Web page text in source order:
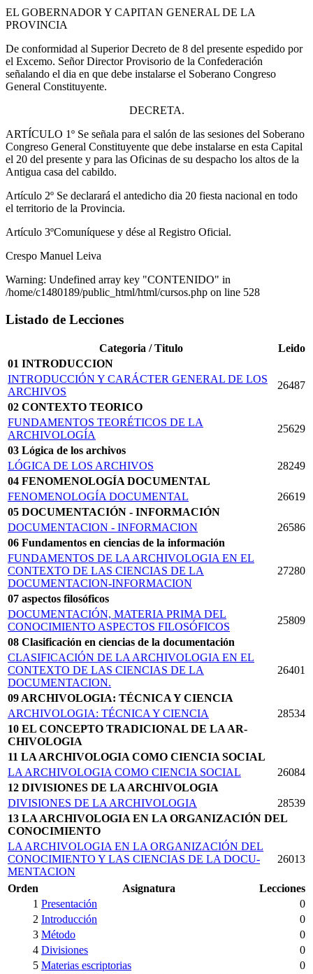
EL GOBERNADOR Y CAPITAN GENERAL DE LA
PROVINCIA
De conformidad al Superior Decreto de 8 del presente espedido por
el Excemo. Señor Director Provisorio de la Confederación
señalando el dia en que debe instalarse el Soberano Congreso
General Constituyente.
DECRETA.
ARTÍCULO 1º Se señala para el salón de las sesiones del Soberano
Congreso General Constituyente que debe instalarse en esta Capital
el 20 del presente y para las Oficinas de su despacho los altos de la
Antigua casa del cabildo.
Artículo 2º Se declarará el antedicho dia 20 fiesta nacional en todo
el territorio de la Provincia.
Artículo 3ºComuníquese y dése al Registro Oficial.
Crespo Manuel Leiva
Warning: Undefined array key "CONTENIDO" in
/home/c1480189/public_html/html/cursos.php on line 528
Listado de Lecciones
Categoria / Titulo
Leido
01 INTRODUCCION
INTRODUCCIÓN Y CARÁCTER GENERAL DE LOS
ARCHIVOS
26487
02 CONTEXTO TEORICO
FUNDAMENTOS TEORÉTICOS DE LA
ARCHIVOLOGÍA
25629
03 Lógica de los archivos
LÓGICA DE LOS ARCHIVOS
28249
04 FENOMENOLOGÍA DOCUMENTAL
FENOMENOLOGÍA DOCUMENTAL
26619
05 DOCUMENTACIÓN - INFORMACIÓN
DOCUMENTACION - INFORMACION
26586
06 Fundamentos en ciencias de la información
FUNDAMENTOS DE LA ARCHIVOLOGIA EN EL
CONTEXTO DE LAS CIENCIAS DE LA
DOCUMENTACION-INFORMACION
27280
07 aspectos filosóficos
DOCUMENTACIÓN, MATERIA PRIMA DEL
CONOCIMIENTO ASPECTOS FILOSÓFICOS
25809
08 Clasificación en ciencias de la documentación
CLASIFICACIÓN DE LA ARCHIVOLOGIA EN EL
CONTEXTO DE LAS CIENCIAS DE LA
DOCUMENTACION.
26401
09 ARCHIVOLOGIA: TÉCNICA Y CIENCIA
ARCHIVOLOGIA: TÉCNICA Y CIENCIA
28534
10 EL CONCEPTO TRADICIONAL DE LA AR­
CHIVOLOGIA
11 LA ARCHIVOLOGIA COMO CIENCIA SOCIAL
LA ARCHIVOLOGIA COMO CIENCIA SOCIAL
26084
12 DIVISIONES DE LA ARCHIVOLOGIA
DIVISIONES DE LA ARCHIVOLOGIA
28539
13 LA ARCHIVOLOGIA EN LA ORGANIZACIÓN DEL
CONOCIMIENTO
LA ARCHIVOLOGIA EN LA ORGANIZACIÓN DEL
CONOCIMIENTO Y LAS CIENCIAS DE LA DOCU­
MENTACION
26013
Orden Asignatura
Lecciones
1 Presentación
0
2 Introducción
0
3 Método
0
4 Divisiones
0
5 Materias escriptorias
0